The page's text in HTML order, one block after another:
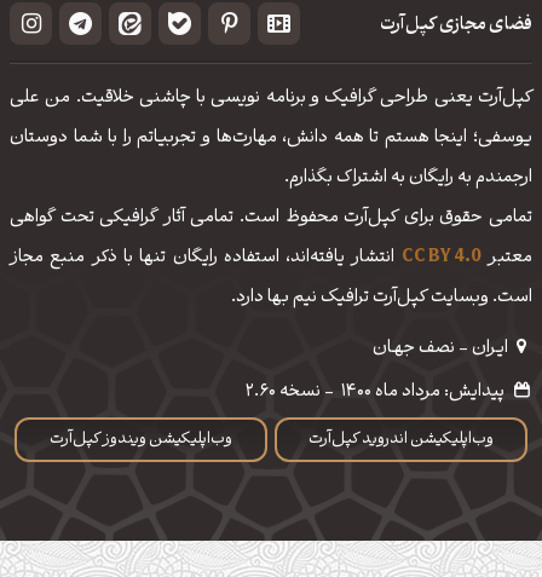
فضای مجازی کپل‌آرت
کپل‌آرت یعنی طراحی گرافیک و برنامه نویسی با چاشنی خلاقیت. من علی
یوسفی؛ اینجا هستم تا همه دانش، مهارت‌‌ها و تجربیاتم را با شما دوستان
ارجمندم به رایگان به اشتراک بگذارم.
تمامی حقوق برای کپل‌آرت محفوظ است. تمامی آثار گرافیکی تحت گواهی
معتبرCC BY 4.0 انتشار یافته‌اند، استفاده رایگان تنها با ذکر منبع مجاز
است. وبسایت کپل‌آرت ترافیک نیم بها دارد.
ایـران - نصف جهـان
وب‌اپلیکیشن اندروید کپل‌آرت وب‌اپلیکیشن ویندوز کپل‌آرت
پیدایش: مرداد ماه 1400 - نسخه 2.60